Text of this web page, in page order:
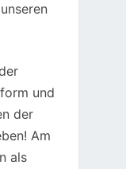
und
der
Am
als